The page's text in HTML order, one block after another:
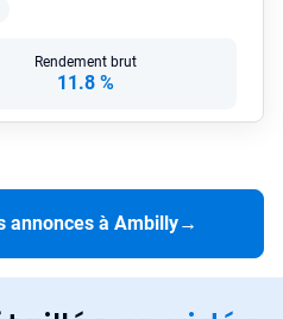
Rendement brut
11.8 %
annonces à Ambilly→